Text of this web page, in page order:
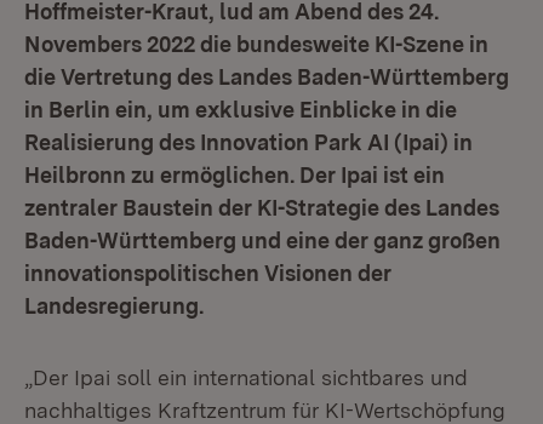
Hoffmeister-Kraut, lud am Abend des 24.
Novembers 2022 die bundesweite KI-Szene in
die Vertretung des Landes Baden-Württemberg
in Berlin ein, um exklusive Einblicke in die
Realisierung des Innovation Park AI (Ipai) in
Heilbronn zu ermöglichen. Der Ipai ist ein
zentraler Baustein der KI-Strategie des Landes
Baden-Württemberg und eine der ganz großen
innovationspolitischen Visionen der
Landesregierung.
„Der Ipai soll ein international sichtbares und
nachhaltiges Kraftzentrum für KI-Wertschöpfung